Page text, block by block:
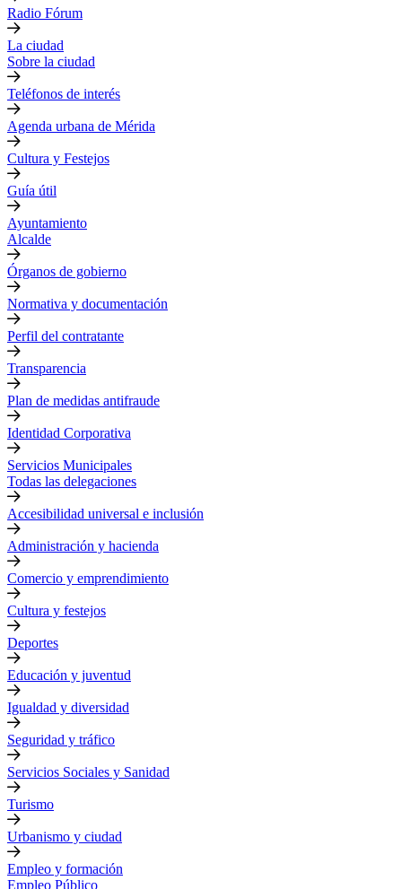
Radio Fórum
La ciudad
Sobre la ciudad
Teléfonos de interés
Agenda urbana de Mérida
Cultura y Festejos
Guía útil
Ayuntamiento
Alcalde
Órganos de gobierno
Normativa y documentación
Perfil del contratante
Transparencia
Plan de medidas antifraude
Identidad Corporativa
Servicios Municipales
Todas las delegaciones
Accesibilidad universal e inclusión
Administración y hacienda
Comercio y emprendimiento
Cultura y festejos
Deportes
Educación y juventud
Igualdad y diversidad
Seguridad y tráfico
Servicios Sociales y Sanidad
Turismo
Urbanismo y ciudad
Empleo y formación
Empleo Público